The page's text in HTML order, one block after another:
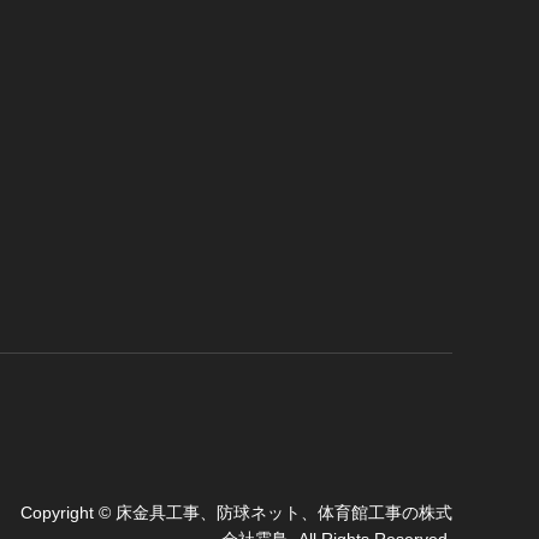
Copyright © 床金具工事、防球ネット、体育館工事の株式